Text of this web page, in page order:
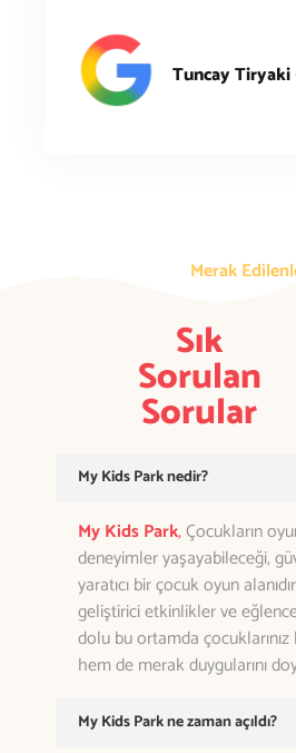
Tuncay
Merak
Sık
Sorulan
Sorular
My Kids Park nedir?
My Kids Park,Çocukların
deneyimler yaşayabileceği,
yaratıcı bir çocuk oyun
geliştirici etkinlikler ve
dolu bu ortamda
hem de merak duygularını
My Kids Park ne zaman açıldı?